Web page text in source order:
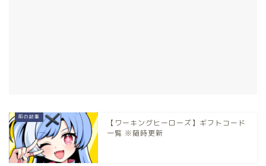
【ワーキングヒーローズ】ギフトコード
一覧 ※随時更新